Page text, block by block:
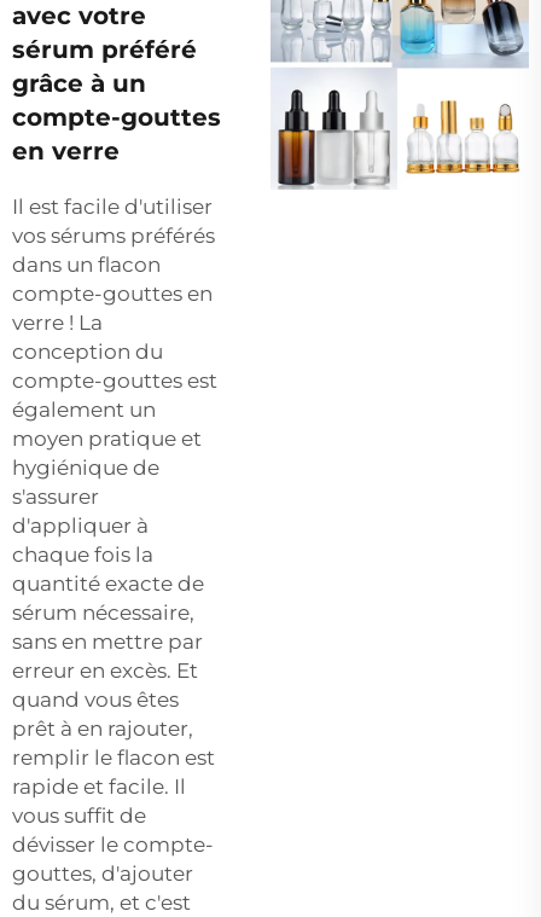
avec votre
sérum préféré
grâce à un
compte-gouttes
en verre
Il est facile d'utiliser
vos sérums préférés
dans un flacon
compte-gouttes en
verre ! La
conception du
compte-gouttes est
également un
moyen pratique et
hygiénique de
s'assurer
d'appliquer à
chaque fois la
quantité exacte de
sérum nécessaire,
sans en mettre par
erreur en excès. Et
quand vous êtes
prêt à en rajouter,
remplir le flacon est
rapide et facile. Il
vous suffit de
dévisser le compte-
gouttes, d'ajouter
du sérum, et c'est